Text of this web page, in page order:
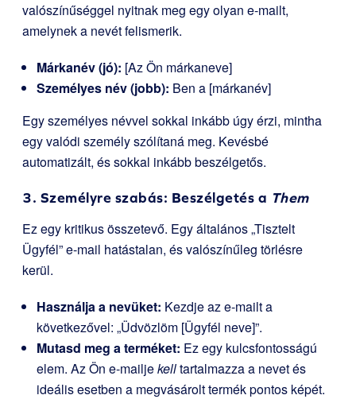
valószínűséggel nyitnak meg egy olyan e-mailt,
amelynek a nevét felismerik.
Márkanév (jó): [Az Ön márkaneve]
Személyes név (jobb): Ben a [márkanév]
Egy személyes névvel sokkal inkább úgy érzi, mintha
egy valódi személy szólítaná meg. Kevésbé
automatizált, és sokkal inkább beszélgetős.
3. Személyre szabás: Beszélgetés a Them
Ez egy kritikus összetevő. Egy általános „Tisztelt
Ügyfél” e-mail hatástalan, és valószínűleg törlésre
kerül.
Használja a nevüket: Kezdje az e-mailt a
következővel: „Üdvözlöm [Ügyfél neve]”.
Mutasd meg a terméket: Ez egy kulcsfontosságú
elem. Az Ön e-mailjekelltartalmazza a nevet és
ideális esetben a megvásárolt termék pontos képét.